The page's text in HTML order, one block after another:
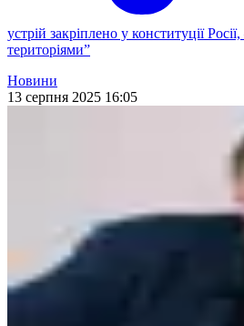
устрій закріплено у конституції
територіями”
Новини
13 серпня 2025 16:05